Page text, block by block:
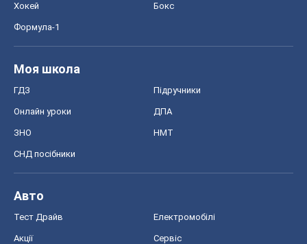
Хокей Бокс
Формула-1
Моя школа
ГДЗ Підручники
Онлайн уроки ДПА
ЗНО НМТ
СНД посібники
Авто
Тест Драйв Електромобілі
Акції Сервіс